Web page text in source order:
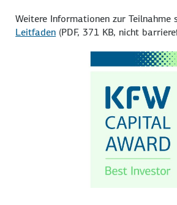
Weitere Informationen zur Teilnahme
Leitfaden (PDF, 371 KB, nicht